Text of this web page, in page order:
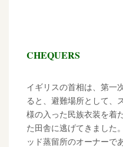
CHEQUERS
イギリスの首相は、第一
ると、避難場所として、
様の入った民族衣装を着
た田舎に逃げてきました
ッド蒸留所のオーナーで